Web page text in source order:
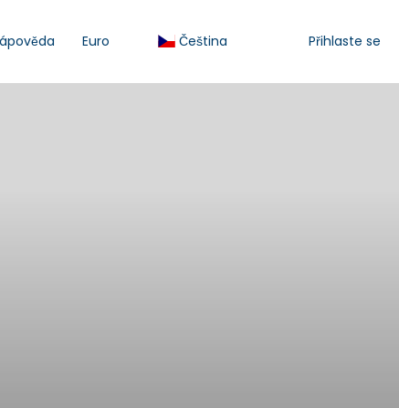
Euro Čeština Přihlaste se